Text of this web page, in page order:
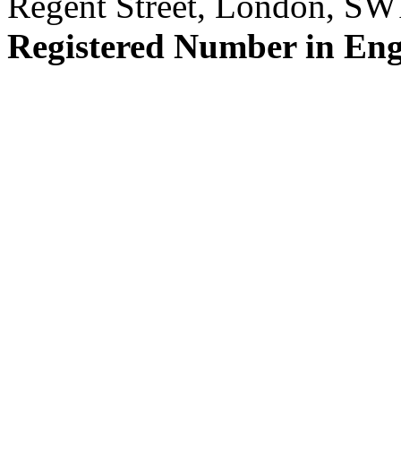
Registered Number in